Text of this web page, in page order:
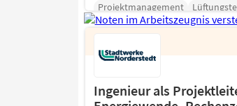
Projektmanagement
Ingenieur als